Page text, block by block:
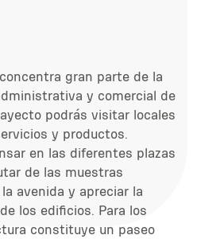
gran parte de la
y comercial de
podrás visitar locales
y productos.
en las diferentes plazas
de las muestras
avenida y apreciar la
los edificios. Para los
constituye un paseo